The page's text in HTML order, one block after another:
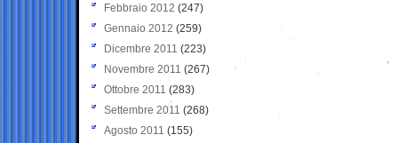
Febbraio 2012 (247)
Gennaio 2012 (259)
Dicembre 2011 (223)
Novembre 2011 (267)
Ottobre 2011 (283)
Settembre 2011 (268)
Agosto 2011 (155)